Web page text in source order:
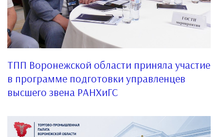
ТПП Воронежской области приняла участие
в программе подготовки управленцев
высшего звена РАНХиГС